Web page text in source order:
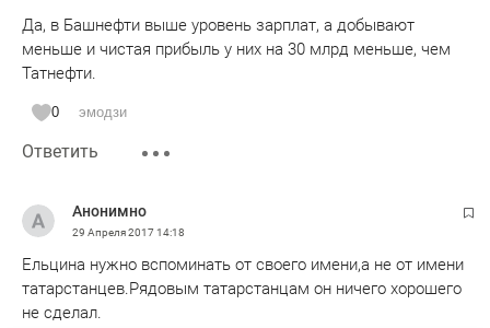
Да, в Башнефти выше уровень зарплат, а добывают
меньше и чистая прибыль у них на 30 млрд меньше, чем
Татнефти.
0 эмодзи
Ответить
Анонимно
29 Апреля 201714:18
Ельцина нужно вспоминать от своего имени,а не от имени
татарстанцев.Рядовым татарстанцам он ничего хорошего
не сделал.